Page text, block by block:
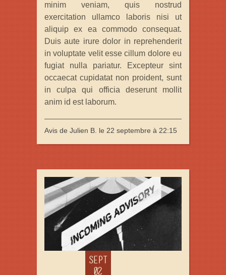
minim veniam, quis nostrud
exercitation ullamco laboris nisi ut
aliquip ex ea commodo consequat.
Duis aute irure dolor in reprehenderit
in voluptate velit esse cillum dolore eu
fugiat nulla pariatur. Excepteur sint
occaecat cupidatat non proident, sunt
in culpa qui officia deserunt mollit
anim id est laborum.
Avis de Julien B. le 22 septembre à 22:15
SEPT
02